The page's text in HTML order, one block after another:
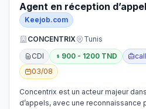
Agent en réception
Keejob.com
CONCENTRIX
Tunis
CDI
900 - 1200 TND
03/08
Concentrix est un acteur majeur
d’appels, avec une reconnaissance